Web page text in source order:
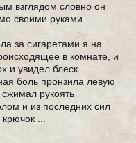
взглядом словно он
своими руками.
за сигаретами я на
в комнате, и
и увидел блеск
боль пронзила левую
рукоять
и из последних сил
...